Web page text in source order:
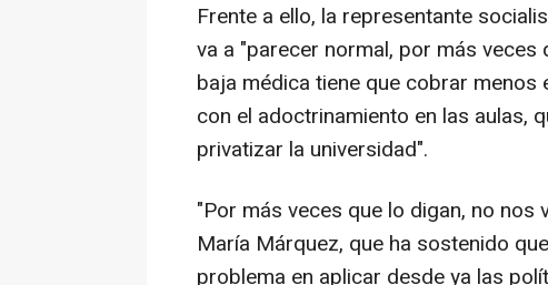
Frente a ello, la representante
va a "parecer normal, por más
baja médica tiene que cobrar
con el adoctrinamiento en las aulas,
privatizar la universidad".
"Por más veces que lo digan, no
María Márquez, que ha sostenido
problema en aplicar desde ya las